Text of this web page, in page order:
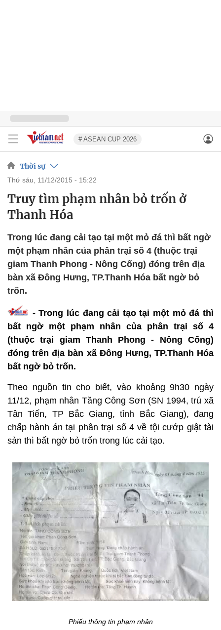
# ASEAN CUP 2026
Thời sự
thứ sáu, 11/12/2015 - 15:22
Truy tìm phạm nhân bỏ trốn ở
Thanh Hóa
Trong lúc đang cải tạo tại một mỏ đá thì bất ngờ
một phạm nhân của phân trại số 4 (thuộc trại
giam Thanh Phong - Nông Cống) đóng trên địa
bàn xã Đông Hưng, TP.Thanh Hóa bất ngờ bỏ
trốn.
- Trong lúc đang cải tạo tại một mỏ đá thì
bất ngờ một phạm nhân của phân trại số 4
(thuộc trại giam Thanh Phong - Nông Cống)
đóng trên địa bàn xã Đông Hưng, TP.Thanh Hóa
bất ngờ bỏ trốn.
Theo nguồn tin cho biết, vào khoảng 9h30 ngày
11/12, phạm nhân Tăng Công Sơn (SN 1994, trú xã
Tân Tiến, TP Bắc Giang, tỉnh Bắc Giang), đang
chấp hành án tại phân trại số 4 về tội cướp giật tài
sản thì bất ngờ bỏ trốn trong lúc cải tạo.
Phiếu thông tin phạm nhân